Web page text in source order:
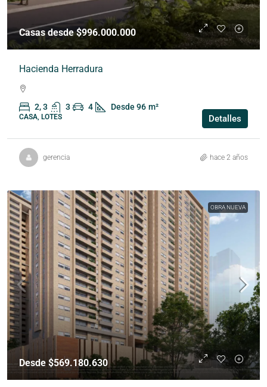
Casas desde $996.000.000
Hacienda Herradura
2, 3 3 4 Desde 96 m²
CASA, LOTES Detalles
gerencia hace 2 años
OBRA NUEVA
Desde $569.180.630